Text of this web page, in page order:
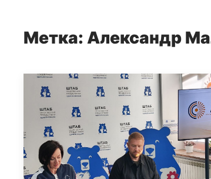
Метка: Александр